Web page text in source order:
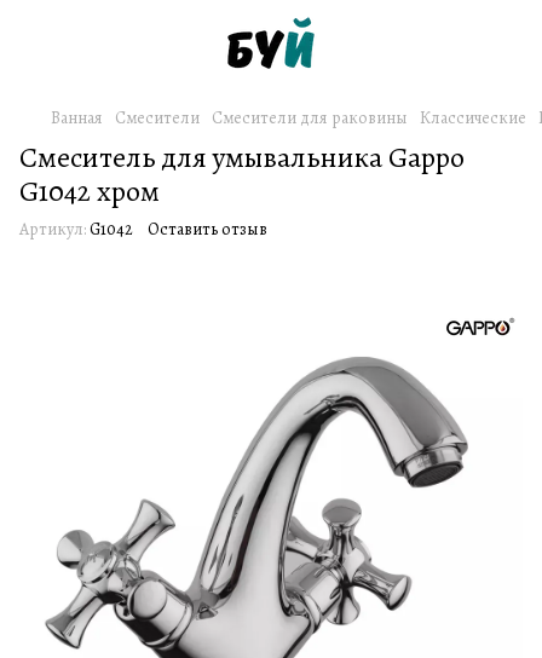
Ванная Смесители Смесители для раковины Классические
Смеситель для умывальника Gappo
G1042 хром
Артикул:G1042 Оставить отзыв